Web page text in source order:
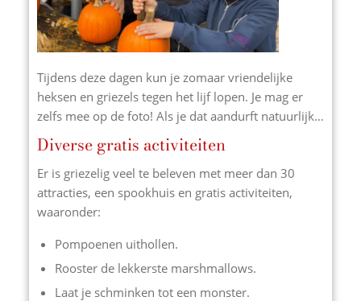
Tijdens deze dagen kun je zomaar vriendelijke
heksen en griezels tegen het lijf lopen. Je mag er
zelfs mee op de foto! Als je dat aandurft natuurlijk…
Diverse gratis activiteiten
Er is griezelig veel te beleven met meer dan 30
attracties, een spookhuis en gratis activiteiten,
waaronder:
Pompoenen uithollen.
Rooster de lekkerste marshmallows.
Laat je schminken tot een monster.